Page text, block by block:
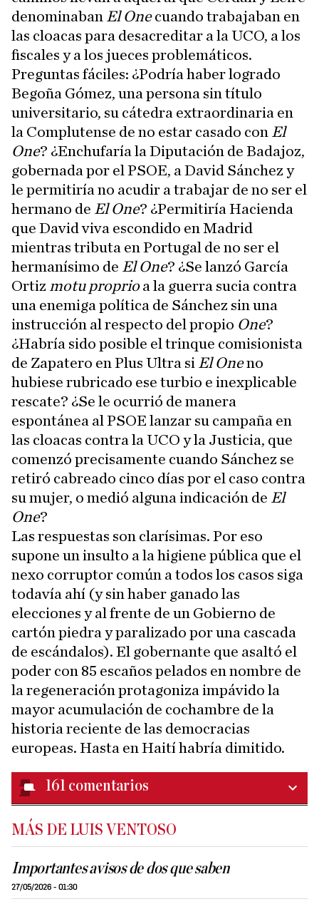
denominaban El Onecuando trabajaban en
las cloacas para desacreditar a la UCO, a los
fiscales y a los jueces problemáticos.
Preguntas fáciles: ¿Podría haber logrado
Begoña Gómez, una persona sin título
universitario, su cátedra extraordinaria en
la Complutense de no estar casado con El
One? ¿Enchufaría la Diputación de Badajoz,
gobernada por el PSOE, a David Sánchez y
le permitiría no acudir a trabajar de no ser el
hermano de El One? ¿Permitiría Hacienda
que David viva escondido en Madrid
mientras tributa en Portugal de no ser el
hermanísimo de El One? ¿Se lanzó García
Ortiz motu proprioa la guerra sucia contra
una enemiga política de Sánchez sin una
instrucción al respecto del propio One?
¿Habría sido posible el trinque comisionista
de Zapatero en Plus Ultra si El Oneno
hubiese rubricado ese turbio e inexplicable
rescate? ¿Se le ocurrió de manera
espontánea al PSOE lanzar su campaña en
las cloacas contra la UCO y la Justicia, que
comenzó precisamente cuando Sánchez se
retiró cabreado cinco días por el caso contra
su mujer, o medió alguna indicación de El
One?
Las respuestas son clarísimas. Por eso
supone un insulto a la higiene pública que el
nexo corruptor común a todos los casos siga
todavía ahí (y sin haber ganado las
elecciones y al frente de un Gobierno de
cartón piedra y paralizado por una cascada
de escándalos). El gobernante que asaltó el
poder con 85 escaños pelados en nombre de
la regeneración protagoniza impávido la
mayor acumulación de cochambre de la
historia reciente de las democracias
europeas. Hasta en Haití habría dimitido.
161 comentarios
MÁS DE LUIS VENTOSO
Importantes avisos de dos que saben
27/05/2026 - 01:30